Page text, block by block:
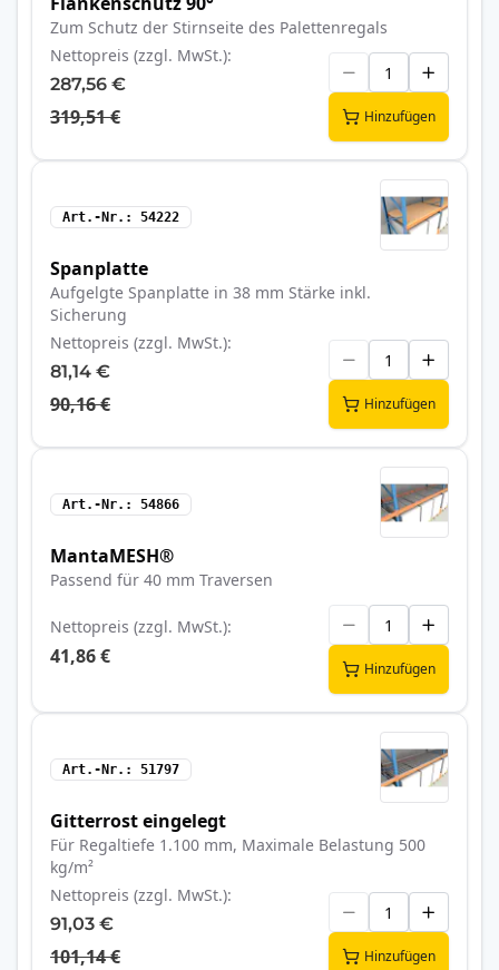
Zum Schutz der Stirnseite des Palettenregals
Nettopreis (zzgl. MwSt.)
287,56 €
319,51 € Hinzufügen
Art.-Nr. 54222
Spanplatte
Aufgelgte Spanplatte in 38 mm Stärke inkl.
Sicherung
Nettopreis (zzgl. MwSt.)
81,14 €
90,16 € Hinzufügen
Art.-Nr. 54866
MantaMESH®
Passend für 40 mm Traversen
Nettopreis (zzgl. MwSt.)
41,86 €
Hinzufügen
Art.-Nr. 51797
Gitterrost eingelegt
Für Regaltiefe 1.100 mm, Maximale Belastung 500
kg/m²
Nettopreis (zzgl. MwSt.)
91,03 €
101,14 € Hinzufügen